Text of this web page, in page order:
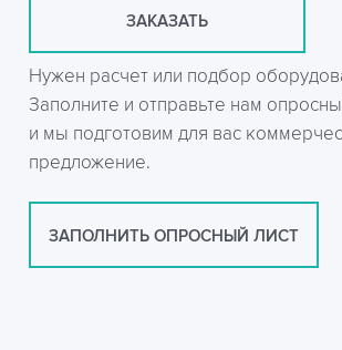
ЗАКАЗАТЬ
Нужен расчет или подбор
Заполните и отправьте нам
и мы подготовим для вас
предложение.
ЗАПОЛНИТЬ ОПРОСНЫЙ ЛИСТ